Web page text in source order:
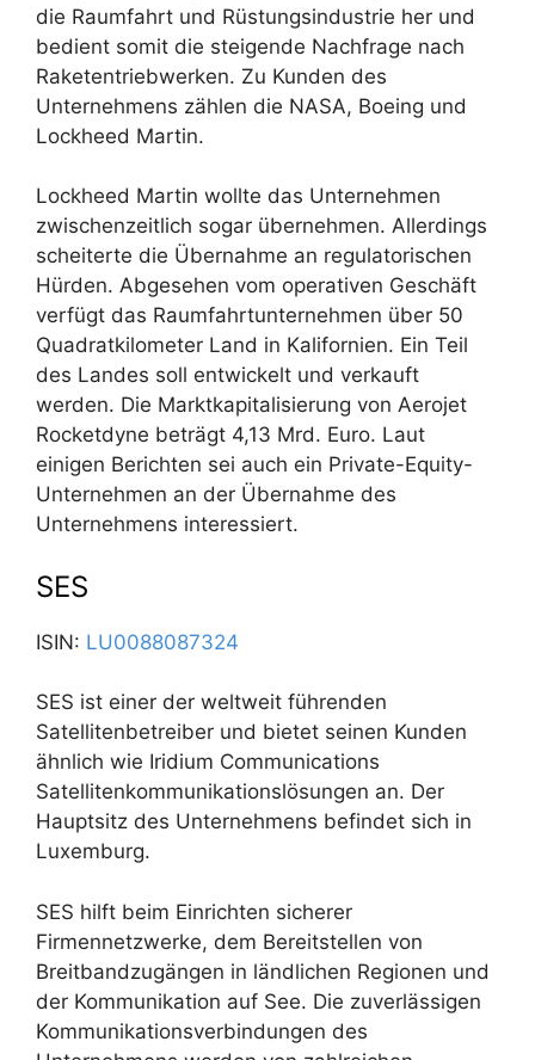
die Raumfahrt und Rüstungsindustrie her und
bedient somit die steigende Nachfrage nach
Raketentriebwerken. Zu Kunden des
Unternehmens zählen die NASA, Boeing und
Lockheed Martin.
Lockheed Martin wollte das Unternehmen
zwischenzeitlich sogar übernehmen. Allerdings
scheiterte die Übernahme an regulatorischen
Hürden. Abgesehen vom operativen Geschäft
verfügt das Raumfahrtunternehmen über 50
Quadratkilometer Land in Kalifornien. Ein Teil
des Landes soll entwickelt und verkauft
werden. Die Marktkapitalisierung von Aerojet
Rocketdyne beträgt 4,13 Mrd. Euro. Laut
einigen Berichten sei auch ein Private-Equity-
Unternehmen an der Übernahme des
Unternehmens interessiert.
SES
ISIN: LU0088087324
SES ist einer der weltweit führenden
Satellitenbetreiber und bietet seinen Kunden
ähnlich wie Iridium Communications
Satellitenkommunikationslösungen an. Der
Hauptsitz des Unternehmens befindet sich in
Luxemburg.
SES hilft beim Einrichten sicherer
Firmennetzwerke, dem Bereitstellen von
Breitbandzugängen in ländlichen Regionen und
der Kommunikation auf See. Die zuverlässigen
Kommunikationsverbindungen des